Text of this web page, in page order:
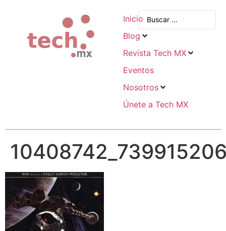
Inicio
Blog
Revista Tech MX
Eventos
Nosotros
Únete a Tech MX